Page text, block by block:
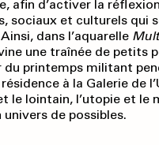
afin d’activer la
sociaux et culturels qui
dans l’aquarelle
une traînée de petits
du printemps militant
à la Galerie de
le lointain, l’utopie et le
de possibles.